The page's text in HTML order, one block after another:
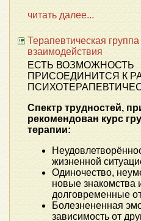
читать далее...
Терапевтическая
взаимодействия
ЕСТЬ ВОЗМОЖНОСТЬ
ПРИСОЕДИНИТСЯ К
Спектр трудностей,
рекомендован курс
терапии:
жизненной
Одиночество,
новые знакомства
долговременные
Болезнененная
зависимость от